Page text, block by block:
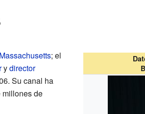
Massachusetts; el
ydirector
Su canal ha
millones de